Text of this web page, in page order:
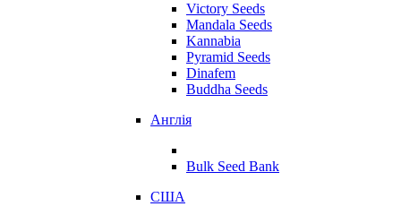
Victory Seeds
Mandala Seeds
Kannabia
Pyramid Seeds
Dinafem
Buddha Seeds
Англія
Bulk Seed Bank
США